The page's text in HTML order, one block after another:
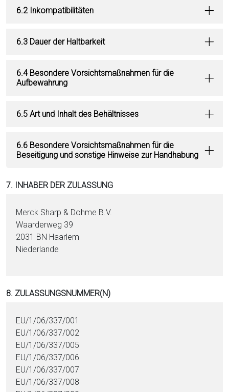
6.2 Inkompatibilitäten
6.3 Dauer der Haltbarkeit
6.4 Besondere Vorsichtsmaßnahmen für die
Aufbewahrung
6.5 Art und Inhalt des Behältnisses
6.6 Besondere Vorsichtsmaßnahmen für die
Beseitigung und sonstige Hinweise zur Handhabung
7. INHABER DER ZULASSUNG
Merck Sharp & Dohme B.V.
Waarderweg 39
2031 BN Haarlem
Niederlande
8. ZULASSUNGSNUMMER(N)
EU/1/06/337/001
EU/1/06/337/002
EU/1/06/337/005
EU/1/06/337/006
EU/1/06/337/007
EU/1/06/337/008